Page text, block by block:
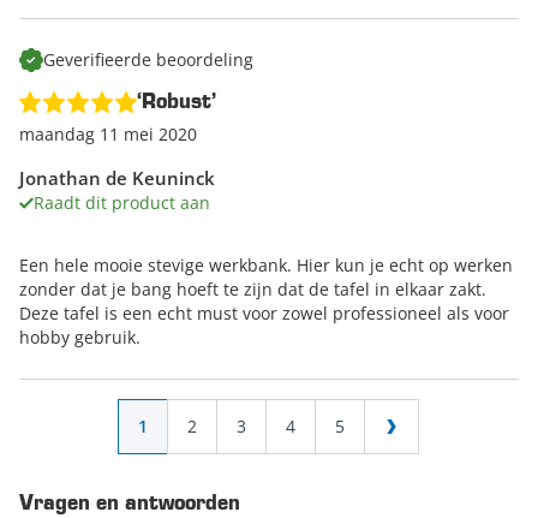
Geverifieerde beoordeling
Jonathan de Keuninck
Raadt dit product aan
‘Robust’
maandag 11 mei 2020
Een hele mooie stevige werkbank. Hier kun je echt op werken
zonder dat je bang hoeft te zijn dat de tafel in elkaar zakt.
Deze tafel is een echt must voor zowel professioneel als voor
hobby gebruik.
U lees momenteel pagina
1 Pagina
2 Pagina
3 Pagina
4 Pagina
5 Pagina
Vragen en antwoorden